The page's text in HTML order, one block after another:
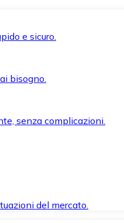
e sicuro.
bisogno.
senza complicazioni.
del mercato.